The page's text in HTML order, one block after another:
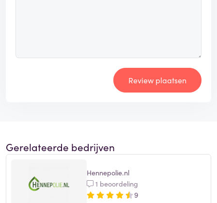
Review plaatsen
Gerelateerde bedrijven
Hennepolie.nl
1 beoordeling
9